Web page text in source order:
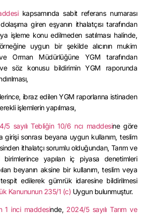
kapsamında sabit referans numarası
giren eşyanın ithalatçısı tarafından
işleme konu edilmeden satılması halinde,
uygun bir şekilde alıcının mukim
Orman Müdürlüğüne YGM tarafından
ve söz konusu bildirimin YGM raporunda
ibraz edilen YGM raporlarına istinaden
işlemlerin yapılması,
5 sayılı Tebliğin 10/6 ncı maddesine göre
girişi sonrası beyana uygun kullanım, teslim
ithalatçı sorumlu olduğundan, Tarım ve
birimlerince yapılan iç piyasa denetimleri
beyanın aksine bir kullanım, teslim veya
edilerek gümrük idaresine bildirilmesi
Kanununun 235/1 (c) Uygun bulunmuştur.
1 inci maddesinde, 2024/5 sayılı Tarım ve